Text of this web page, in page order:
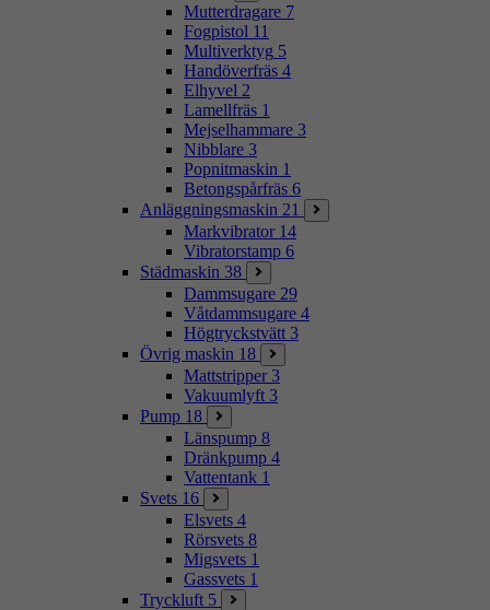
Mutterdragare 7
Fogpistol 11
Multiverktyg 5
Handöverfräs 4
Elhyvel 2
Lamellfräs 1
Mejselhammare 3
Nibblare 3
Popnitmaskin 1
Betongspårfräs 6
Anläggningsmaskin 21
Markvibrator 14
Vibratorstamp 6
Städmaskin 38
Dammsugare 29
Våtdammsugare 4
Högtryckstvätt 3
Övrig maskin 18
Mattstripper 3
Vakuumlyft 3
Pump 18
Länspump 8
Dränkpump 4
Vattentank 1
Svets 16
Elsvets 4
Rörsvets 8
Migsvets 1
Gassvets 1
Tryckluft 5